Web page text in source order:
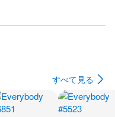
すべて見る